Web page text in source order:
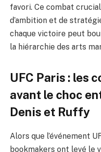
favori. Ce combat
d’ambition et de
chaque victoire peut
la hiérarchie des arts
UFC Paris : les
avant le choc
Denis et Ruffy
Alors que l’événement
bookmakers ont levé le